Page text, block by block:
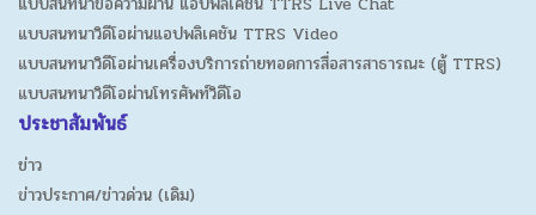
แบบสนทนาวิดีโอผ่านแอปพลิเคชัน TTRS Video
แบบสนทนาวิดีโอผ่านเครื่องบริการถ่ายทอดการสื่อสารสาธารณะ (ตู้ TTRS)
แบบสนทนาวิดีโอผ่านโทรศัพท์วิดีโอ
ประชาสัมพันธ์
ข่าว
ข่าวประกาศ/ข่าวด่วน (เดิม)